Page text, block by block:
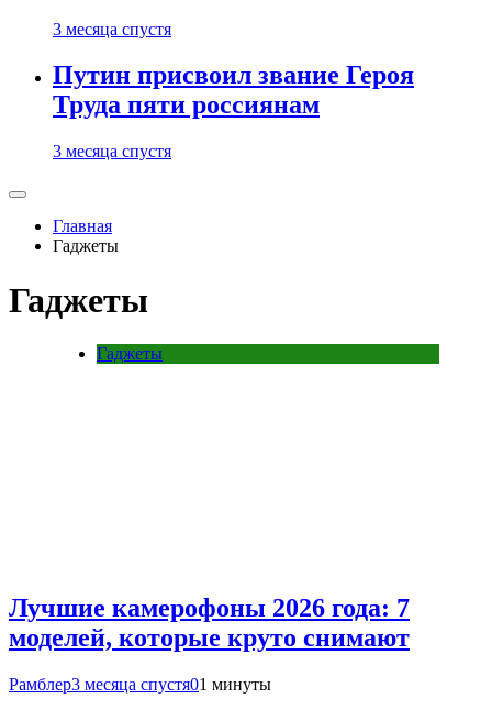
3 месяца спустя
Путин присвоил звание Героя
Труда пяти россиянам
3 месяца спустя
Главная
Гаджеты
Гаджеты
Гаджеты
Лучшие камерофоны 2026 года: 7
моделей, которые круто снимают
Рамблер3 месяца спустя01 минуты